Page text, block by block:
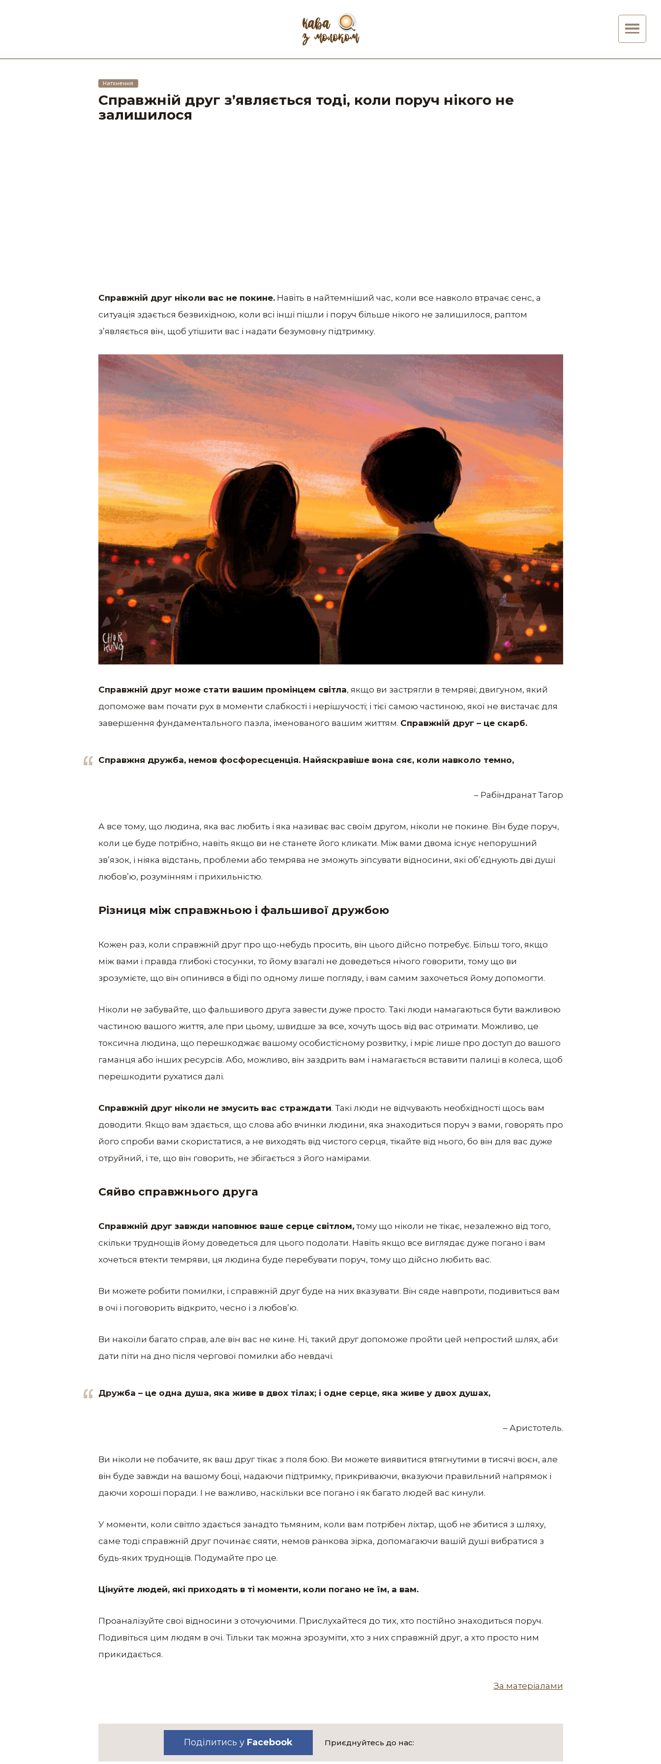
Натхнення
Справжній друг з’являється тоді, коли поруч нікого не
залишилося
Справжній друг ніколи вас не покине.Навіть в найтемніший час, коли все навколо втрачає сенс, а
ситуація здається безвихідною, коли всі інші пішли і поруч більше нікого не залишилося, раптом
з’являється він, щоб утішити вас і надати безумовну підтримку.
Справжній друг може стати вашим промінцем світла, якщо ви застрягли в темряві; двигуном, який
допоможе вам почати рух в моменти слабкості і нерішучості; і тієї самою частиною, якої не вистачає для
завершення фундаментального пазла, іменованого вашим життям. Справжній друг – це скарб.
Справжня дружба, немов фосфоресценція. Найяскравіше вона сяє, коли навколо темно,
– Рабіндранат Тагор
А все тому, що людина, яка вас любить і яка називає вас своїм другом, ніколи не покине. Він буде поруч,
коли це буде потрібно, навіть якщо ви не станете його кликати. Між вами двома існує непорушний
зв’язок, і ніяка відстань, проблеми або темрява не зможуть зіпсувати відносини, які об’єднують дві душі
любов’ю, розумінням і прихильністю.
Різниця між справжньою і фальшивої дружбою
Кожен раз, коли справжній друг про що-небудь просить, він цього дійсно потребує. Більш того, якщо
між вами і правда глибокі стосунки, то йому взагалі не доведеться нічого говорити, тому що ви
зрозумієте, що він опинився в біді по одному лише погляду, і вам самим захочеться йому допомогти.
Ніколи не забувайте, що фальшивого друга завести дуже просто. Такі люди намагаються бути важливою
частиною вашого життя, але при цьому, швидше за все, хочуть щось від вас отримати. Можливо, це
токсична людина, що перешкоджає вашому особистісному розвитку, і мріє лише про доступ до вашого
гаманця або інших ресурсів. Або, можливо, він заздрить вам і намагається вставити палиці в колеса, щоб
перешкодити рухатися далі.
Справжній друг ніколи не змусить вас страждати. Такі люди не відчувають необхідності щось вам
доводити. Якщо вам здається, що слова або вчинки людини, яка знаходиться поруч з вами, говорять про
його спроби вами скористатися, а не виходять від чистого серця, тікайте від нього, бо він для вас дуже
отруйний, і те, що він говорить, не збігається з його намірами.
Сяйво справжнього друга
Справжній друг завжди наповнює ваше серце світлом,тому що ніколи не тікає, незалежно від того,
скільки труднощів йому доведеться для цього подолати. Навіть якщо все виглядає дуже погано і вам
хочеться втекти темряви, ця людина буде перебувати поруч, тому що дійсно любить вас.
Ви можете робити помилки, і справжній друг буде на них вказувати. Він сяде навпроти, подивиться вам
в очі і поговорить відкрито, чесно і з любов’ю.
Ви накоїли багато справ, але він вас не кине. Ні, такий друг допоможе пройти цей непростий шлях, аби
дати піти на дно після чергової помилки або невдачі.
Дружба – це одна душа, яка живе в двох тілах; і одне серце, яка живе у двох душах,
– Аристотель.
Ви ніколи не побачите, як ваш друг тікає з поля бою. Ви можете виявитися втягнутими в тисячі воєн, але
він буде завжди на вашому боці, надаючи підтримку, прикриваючи, вказуючи правильний напрямок і
даючи хороші поради. І не важливо, наскільки все погано і як багато людей вас кинули.
У моменти, коли світло здається занадто тьмяним, коли вам потрібен ліхтар, щоб не збитися з шляху,
саме тоді справжній друг починає сяяти, немов ранкова зірка, допомагаючи вашій душі вибратися з
будь-яких труднощів. Подумайте про це.
Цінуйте людей, які приходять в ті моменти, коли погано не їм, а вам.
Проаналізуйте свої відносини з оточуючими. Прислухайтеся до тих, хто постійно знаходиться поруч.
Подивіться цим людям в очі. Тільки так можна зрозуміти, хто з них справжній друг, а хто просто ним
прикидається.
За матеріалами
Поділитись у Facebook Приєднуйтесь до нас: